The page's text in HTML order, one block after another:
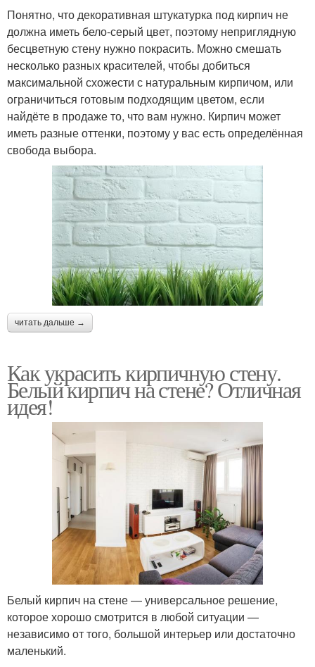
Понятно, что декоративная штукатурка под кирпич не
должна иметь бело-серый цвет, поэтому неприглядную
бесцветную стену нужно покрасить. Можно смешать
несколько разных красителей, чтобы добиться
максимальной схожести с натуральным кирпичом, или
ограничиться готовым подходящим цветом, если
найдёте в продаже то, что вам нужно. Кирпич может
иметь разные оттенки, поэтому у вас есть определённая
свобода выбора.
читать дальше →
Как украсить кирпичную стену.
Белый кирпич на стене? Отличная
идея!
Белый кирпич на стене — универсальное решение,
которое хорошо смотрится в любой ситуации —
независимо от того, большой интерьер или достаточно
маленький.